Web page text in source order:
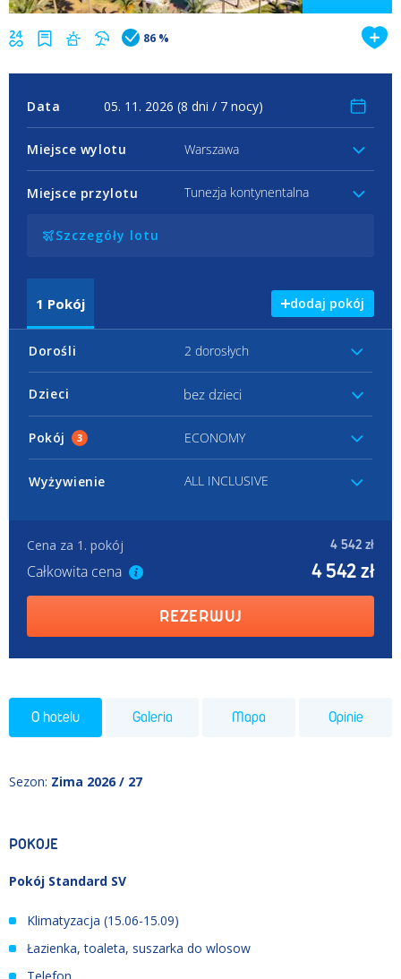
86 %
Data
Miejsce wylotu Warszawa
Miejsce przylotu Tunezja kontynentalna
Szczegóły lotu
1 Pokój dodaj pokój
Dorośli 2 dorosłych
Dzieci bez dzieci
Pokój 3 ECONOMY
Wyżywienie ALL INCLUSIVE
Cena za 1. pokój 4 542 zł
Całkowita cena 4 542 zł
REZERWUJ
O hotelu Galeria Mapa Opinie
Sezon: Zima 2026 / 27
POKOJE
Pokój Standard SV
Klimatyzacja (15.06-15.09)
Łazienka, toaleta, suszarka do wlosow